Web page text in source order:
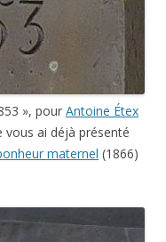
», pour Antoine Étex
vous ai déjà présenté
maternel (1866)